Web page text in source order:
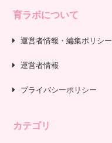
育ラボについて
運営者情報・編集ポリシー
運営者情報
プライバシーポリシー
カテゴリ